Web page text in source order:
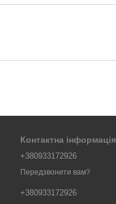
Контактна інформація
+380933172926
Передзвонити вам?
+380933172926